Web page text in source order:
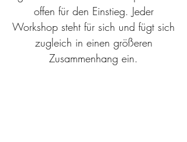
offen für den Einstieg. Jeder
Workshop steht für sich und fügt sich
zugleich in einen größeren
Zusammenhang ein.